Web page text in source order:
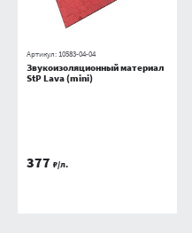
Артикул: 10583-04-04
Звукоизоляционный материал
StP Lava (mini)
377 ₽/л.